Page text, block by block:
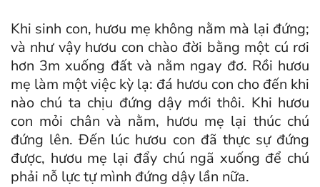
Khi sinh con, hươu mẹ không nằm mà lại đứng;
và như vậy hươu con chào đời bằng một cú rơi
hơn 3m xuống đất và nằm ngay đơ. Rồi hươu
mẹ làm một việc kỳ lạ: đá hươu con cho đến khi
nào chú ta chịu đứng dậy mới thôi. Khi hươu
con mỏi chân và nằm, hươu mẹ lại thúc chú
đứng lên. Đến lúc hươu con đã thực sự đứng
được, hươu mẹ lại đẩy chú ngã xuống để chú
phải nỗ lực tự mình đứng dậy lần nữa.